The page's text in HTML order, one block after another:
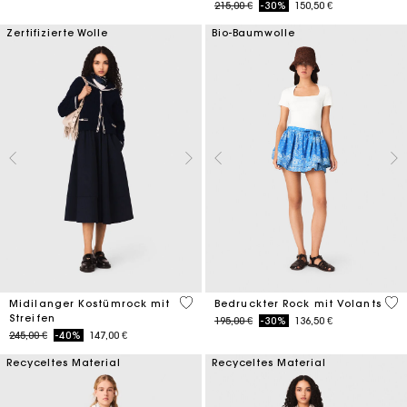
Price reduced from
215,00 €to-30% 150,50 €
Zertifizierte Wolle
Midilanger Kostümrock mit
Streifen
Price reduced from
245,00 €to-40% 147,00 €
4,5 out of 5 Customer Rating
Bio-Baumwolle
Bedruckter Rock mit Volants
Price reduced from
195,00 €to-30% 136,50 €
3,7
Recyceltes Material Recyceltes Material